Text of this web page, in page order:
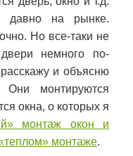
давно на рынке.
Но все-таки не
немного по-
и объясню
монтируются
окна, о которых я
монтаж окон и
монтаже.